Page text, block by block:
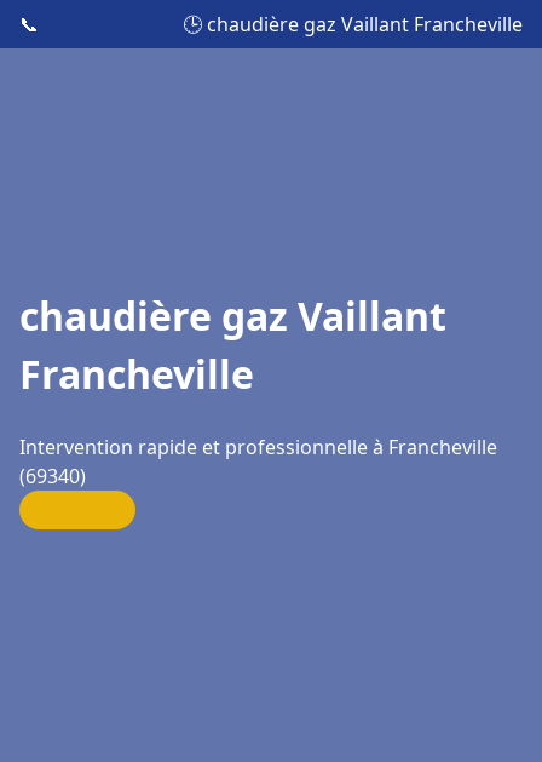
📞 🕒 chaudière gaz Vaillant Francheville
chaudière gaz Vaillant
Francheville
Intervention rapide et professionnelle à Francheville
(69340)